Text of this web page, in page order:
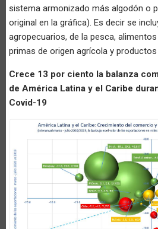
sistema armonizado más algodón o
original en la gráfica). Es decir se
agropecuarios, de la pesca,
primas de origen agrícola y
Crece 13 por ciento la balanza
de América Latina y el Caribe
Covid-19